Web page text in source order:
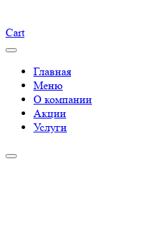
Cart
Главная
Меню
О компании
Акции
Услуги